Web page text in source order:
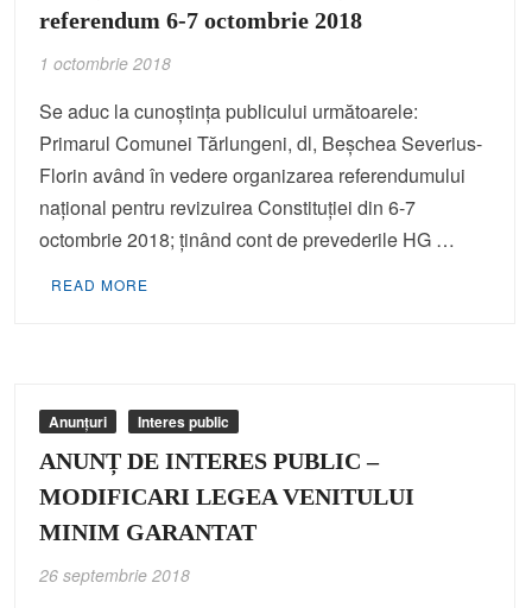
referendum 6-7 octombrie 2018
1 octombrie 2018
Se aduc la cunoștința publicului următoarele:
Primarul Comunei Tărlungeni, dl, Beșchea Severius-
Florin având în vedere organizarea referendumului
național pentru revizuirea Constituției din 6-7
octombrie 2018; ținând cont de prevederile HG …
READ MORE
Anunțuri Interes public
ANUNȚ DE INTERES PUBLIC –
MODIFICARI LEGEA VENITULUI
MINIM GARANTAT
26 septembrie 2018